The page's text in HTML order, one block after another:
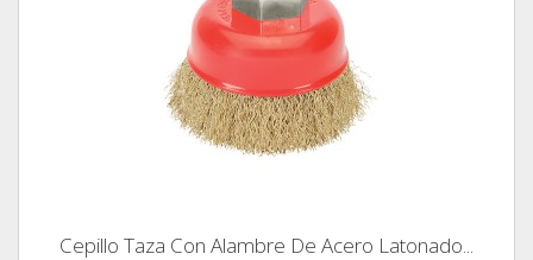
Cepillo Taza Con Alambre De Acero Latonado...